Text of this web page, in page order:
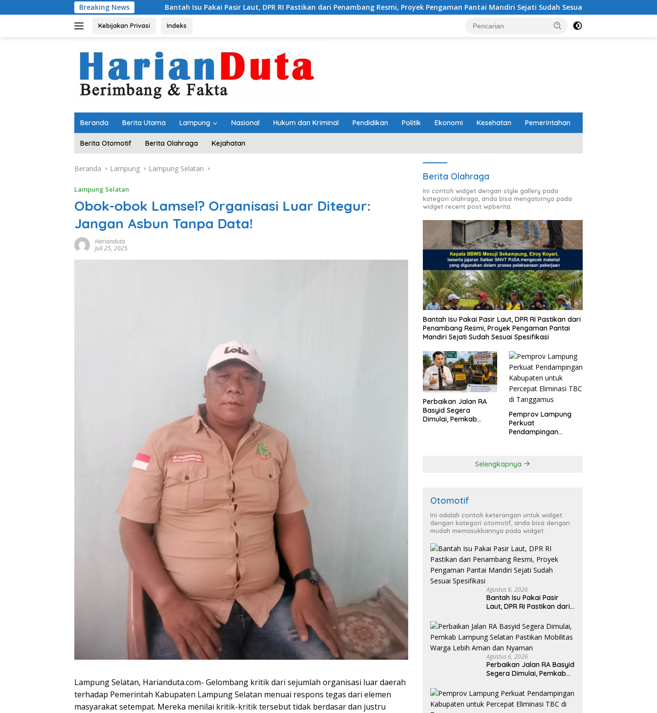
ke
Breaking News
Bantah Isu Pakai Pasir Laut, DPR RI Pastikan dari Penambang Resmi, Proyek Pengaman Pantai Mandiri Sejati Sudah Sesuai Spesifikasi
Kebijakan Privasi Indeks
Beranda Berita Utama Lampung Nasional Hukum dan Kriminal Pendidikan Politik Ekonomi Kesehatan Pemerintahan
Berita Otomotif Berita Olahraga Kejahatan
Beranda Lampung Lampung Selatan
Lampung Selatan
Obok-obok Lamsel? Organisasi Luar Ditegur:
Jangan Asbun Tanpa Data!
Harianduta
Juli 25, 2025
Lampung Selatan, Harianduta.com- Gelombang kritik dari sejumlah organisasi luar daerah
terhadap Pemerintah Kabupaten Lampung Selatan menuai respons tegas dari elemen
masyarakat setempat. Mereka menilai kritik-kritik tersebut tidak berdasar dan justru
Berita Olahraga
Ini contoh widget dengan style gallery pada
kategori olahraga, anda bisa mengaturnya pada
widget recent post wpberita.
Bantah Isu Pakai Pasir Laut, DPR RI Pastikan dari
Penambang Resmi, Proyek Pengaman Pantai
Mandiri Sejati Sudah Sesuai Spesifikasi
Perbaikan Jalan RA
Basyid Segera
Dimulai, Pemkab
Pemprov Lampung
Perkuat
Pendampingan
Selengkapnya
Otomotif
Ini adalah contoh keterangan untuk widget
dengan kategori otomotif, anda bisa dengan
mudah memasukkannya pada widget.
Agustus 6, 2026
Bantah Isu Pakai Pasir
Laut, DPR RI Pastikan dari
Pengaman Pantai Mandiri
Sejati Sudah Sesuai
Spesifikasi
Agustus 6, 2026
Perbaikan Jalan RA Basyid
Segera Dimulai, Pemkab
Mobilitas Warga Lebih
Aman dan Nyaman